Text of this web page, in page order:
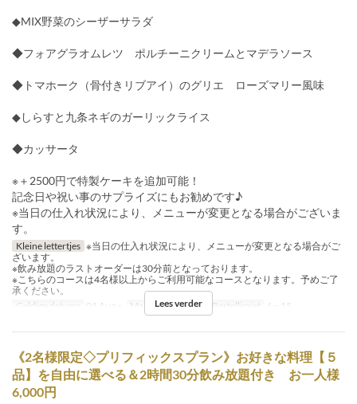
◆MIX野菜のシーザーサラダ
◆フォアグラオムレツ ポルチーニクリームとマデラソース
◆トマホーク（骨付きリブアイ）のグリエ ローズマリー風味
◆しらすと九条ネギのガーリックライス
◆カッサータ
※＋2500円で特製ケーキを追加可能！
記念日や祝い事のサプライズにもお勧めです♪
※当日の仕入れ状況により、メニューが変更となる場合がございま
す。
Kleine lettertjes ※当日の仕入れ状況により、メニューが変更となる場合がご
ざいます。
※飲み放題のラストオーダーは30分前となっております。
※こちらのコースは4名様以上からご利用可能なコースとなります。予めご了
承ください。
Geldige datums
01 Aug ~ Maaltijden Diner Bestellimiet 4 ~ 15
Lees verder
《2名様限定◇プリフィックスプラン》お好きな料理【５
品】を自由に選べる＆2時間30分飲み放題付き お一人様
6,000円